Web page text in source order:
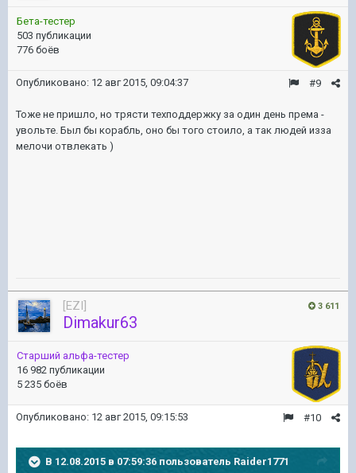
Бета-тестер
503 публикации
776 боёв
#9
Опубликовано: 12 авг 2015, 09:04:37
Тоже не пришло, но трясти техподдержку за один день према -
увольте. Был бы корабль, оно бы того стоило, а так людей изза
мелочи отвлекать )
3 611
[EZI]
Dimakur63
Старший альфа-тестер
16 982 публикации
5 235 боёв
#10
Опубликовано: 12 авг 2015, 09:15:53
В 12.08.2015 в 07:59:36 пользователь Raider1771